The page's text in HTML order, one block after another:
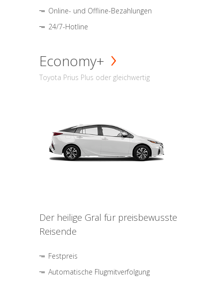
Online- und Offline-Bezahlungen
24/7-Hotline
Economy+
Toyota Prius Plus oder gleichwertig
Der heilige Gral für preisbewusste
Reisende
Festpreis
Automatische Flugmitverfolgung